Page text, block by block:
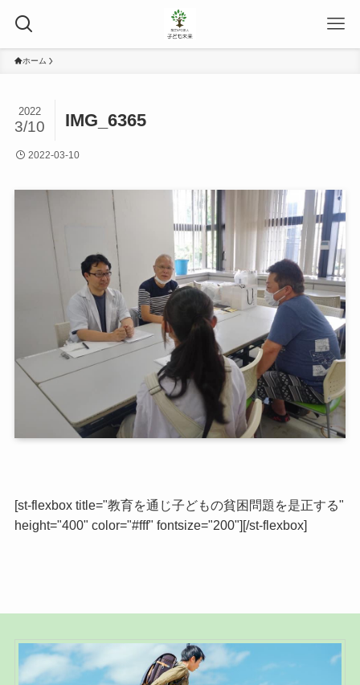
ホーム
IMG_6365
2022
3/10
2022-03-10
[st-flexbox title="教育を通じ子どもの貧困問題を是正する"
height="400" color="#fff" fontsize="200"][/st-flexbox]